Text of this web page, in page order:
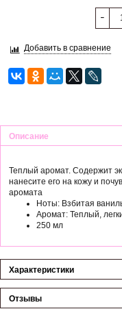
Добавить в сравнение
Описание
Теплый аромат. Содержит
нанесите его на кожу и
аромата
Ноты: Взбитая
Аромат: Теплый,
250 мл
Характеристики
Отзывы